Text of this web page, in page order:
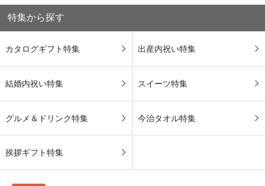
特集から探す
カタログギフト特集 出産内祝い特集
結婚内祝い特集 スイーツ特集
グルメ＆ドリンク特集 今治タオル特集
挨拶ギフト特集